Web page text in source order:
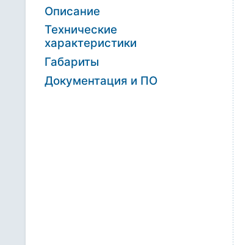
Описание
Технические
характеристики
Габариты
Документация и ПО